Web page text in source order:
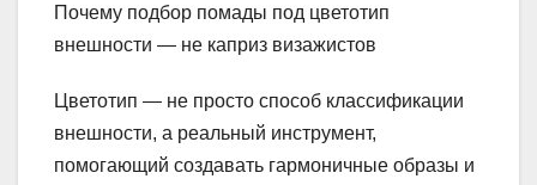
Почему подбор помады под цветотип
внешности — не каприз визажистов
Цветотип — не просто способ классификации
внешности, а реальный инструмент,
помогающий создавать гармоничные образы и